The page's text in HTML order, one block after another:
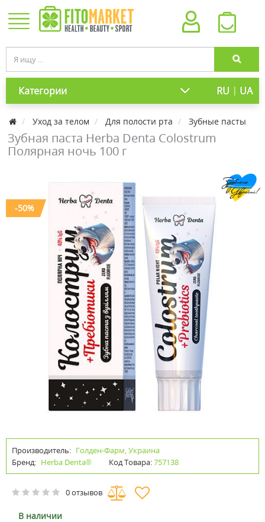
Категории RU | UA
Уход за телом Для полости рта Зубные пасты
Зубная паста Herba Denta Colostrum
Полярная ночь 100 г
-50%
Производитель: Голден-Фарм, Украина
Бренд: Herba Denta® Код Товара:757138
0 отзывов
В наличии